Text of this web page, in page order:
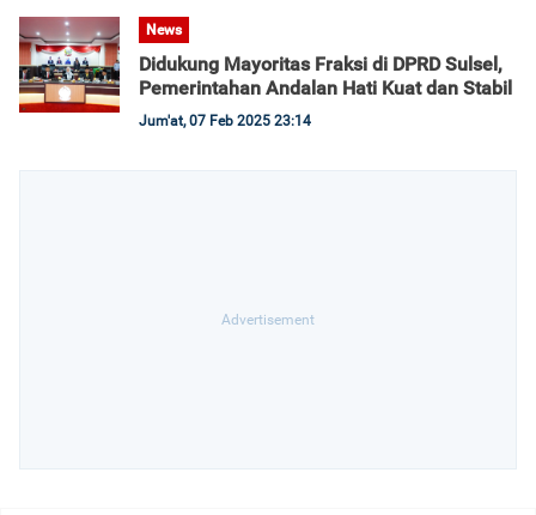
News
Didukung Mayoritas Fraksi di DPRD Sulsel,
Pemerintahan Andalan Hati Kuat dan Stabil
Jum'at, 07 Feb 2025 23:14